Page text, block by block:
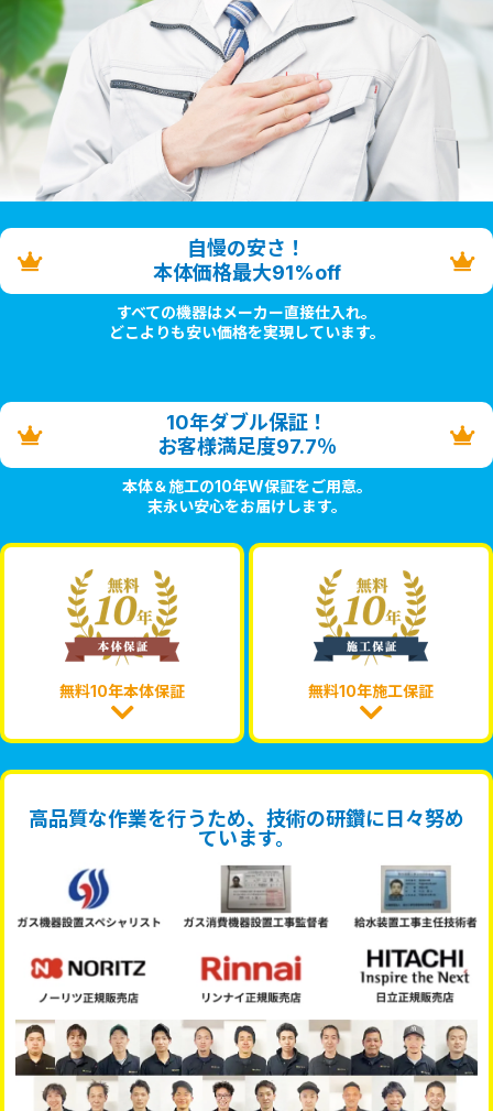
自慢の安さ！
本体価格最大91%off
すべての機器はメーカー直接仕入れ。
どこよりも安い価格を実現しています。
10年ダブル保証！
お客様満足度97.7％
本体＆施工の10年W保証をご用意。
末永い安心をお届けします。
無料10年本体保証 無料10年施工保証
高品質な作業を行うため、技術の研鑽に日々努め
ています。